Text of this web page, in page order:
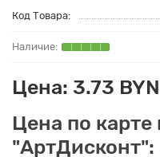
Код Товара:
Цена: 3.73
Цена по карте